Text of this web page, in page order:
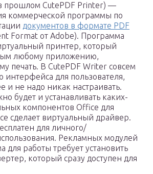
прошлом CutePDF Printer) —
коммерческой программы по
документов в формате PDF
Format от Adobe). Программа
принтер, который
любому приложению,
печать. В CutePDF Writer совсем
интерфейса для пользователя,
и не надо никак настраивать.
будет и устанавливать каких-
компонентов Office для
сделает виртуальный драйвер.
для личного/
Рекламных модулей
для работы требует установить
который сразу доступен для